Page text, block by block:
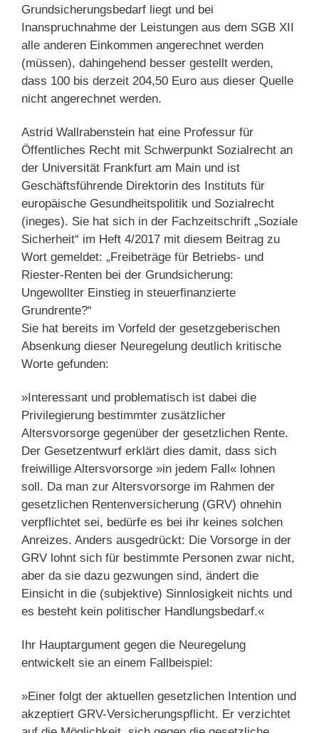
Grundsicherungsbedarf liegt und bei
Inanspruchnahme der Leistungen aus dem SGB XII
alle anderen Einkommen angerechnet werden
(müssen), dahingehend besser gestellt werden,
dass 100 bis derzeit 204,50 Euro aus dieser Quelle
nicht angerechnet werden.
Astrid Wallrabenstein hat eine Professur für
Öffentliches Recht mit Schwerpunkt Sozialrecht an
der Universität Frankfurt am Main und ist
Geschäftsführende Direktorin des Instituts für
europäische Gesundheitspolitik und Sozialrecht
(ineges). Sie hat sich in der Fachzeitschrift „Soziale
Sicherheit“ im Heft 4/2017 mit diesem Beitrag zu
Wort gemeldet: „Freibeträge für Betriebs- und
Riester-Renten bei der Grundsicherung:
Ungewollter Einstieg in steuerfinanzierte
Grundrente?“
Sie hat bereits im Vorfeld der gesetzgeberischen
Absenkung dieser Neuregelung deutlich kritische
Worte gefunden:
»Interessant und problematisch ist dabei die
Privilegierung bestimmter zusätzlicher
Altersvorsorge gegenüber der gesetzlichen Rente.
Der Gesetzentwurf erklärt dies damit, dass sich
freiwillige Altersvorsorge »in jedem Fall« lohnen
soll. Da man zur Altersvorsorge im Rahmen der
gesetzlichen Rentenversicherung (GRV) ohnehin
verpflichtet sei, bedürfe es bei ihr keines solchen
Anreizes. Anders ausgedrückt: Die Vorsorge in der
GRV lohnt sich für bestimmte Personen zwar nicht,
aber da sie dazu gezwungen sind, ändert die
Einsicht in die (subjektive) Sinnlosigkeit nichts und
es besteht kein politischer Handlungsbedarf.«
Ihr Hauptargument gegen die Neuregelung
entwickelt sie an einem Fallbeispiel:
»Einer folgt der aktuellen gesetzlichen Intention und
akzeptiert GRV-Versicherungspflicht. Er verzichtet